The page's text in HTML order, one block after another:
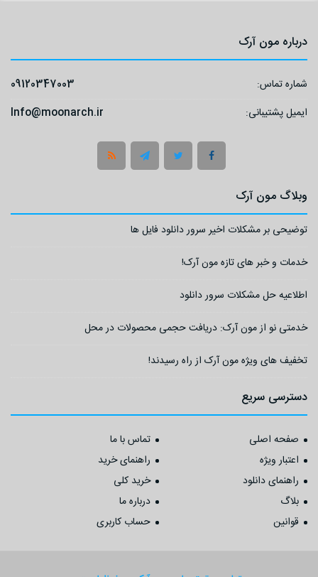
درباره مون آرک
شماره تماس:
09120347003
ایمیل پشتیبانی:
Info@moonarch.ir
وبلاگ مون آرک
توضیحی بر مشکلات اخیر سرور دانلود فایل ها
خدمات و خبر های تازه مون آرک!
اطلاعیه حل مشکلات سرور دانلود
خدمتی نو از مون آرک: دریافت حجمی محصولات در محل
تخفیف های ویژه مون آرک از راه رسیدند!
دسترسی سریع
صفحه اصلی
تماس با ما
اعتبار ویژه
راهنمای خرید
راهنمای دانلود
خرید کلی
بلاگ
درباره ما
قوانین
حساب کاربری